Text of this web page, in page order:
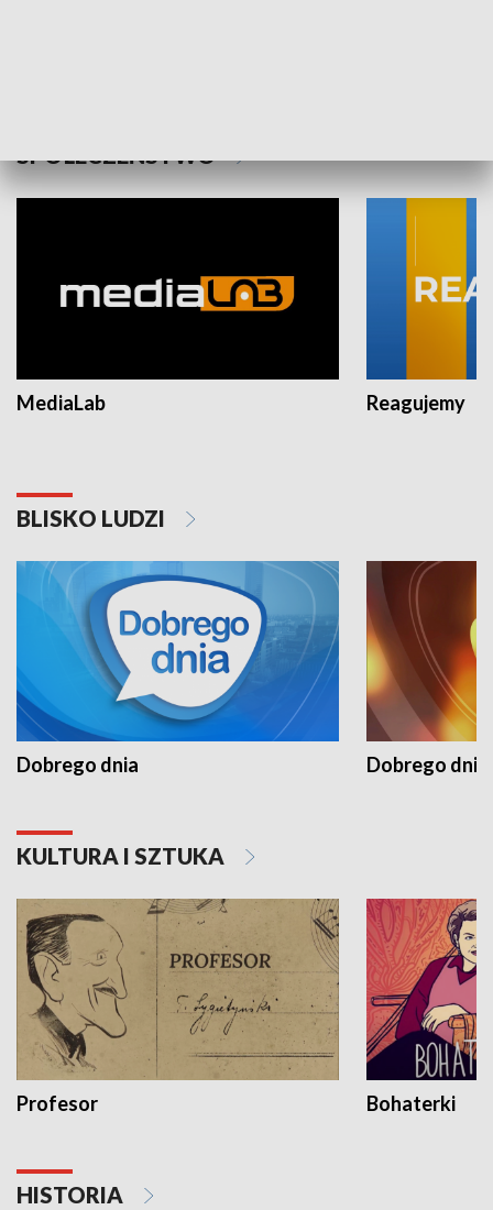
SPOŁECZEŃSTWO
MediaLab Reagujemy
BLISKO LUDZI
Dobrego dnia Dobrego dnia
KULTURA I SZTUKA
Profesor Bohaterki
HISTORIA